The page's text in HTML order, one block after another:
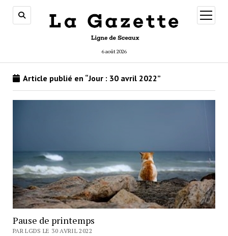
6 août 2026
ouvrir
menu
Article publié en “Jour : 30 avril 2022”
Pause de printemps
PAR LGDS LE 30 AVRIL 2022